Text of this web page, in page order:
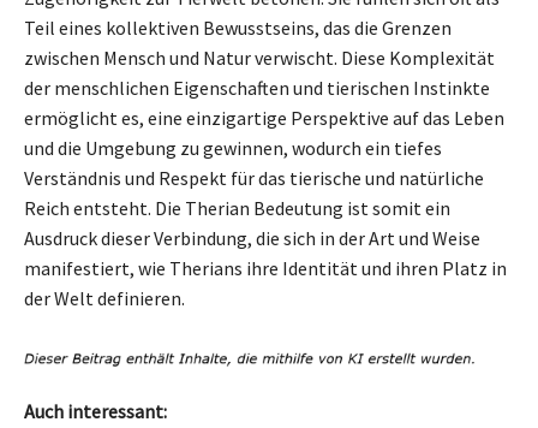
Teil eines kollektiven Bewusstseins, das die Grenzen
zwischen Mensch und Natur verwischt. Diese Komplexität
der menschlichen Eigenschaften und tierischen Instinkte
ermöglicht es, eine einzigartige Perspektive auf das Leben
und die Umgebung zu gewinnen, wodurch ein tiefes
Verständnis und Respekt für das tierische und natürliche
Reich entsteht. Die Therian Bedeutung ist somit ein
Ausdruck dieser Verbindung, die sich in der Art und Weise
manifestiert, wie Therians ihre Identität und ihren Platz in
der Welt definieren.
Auch interessant: